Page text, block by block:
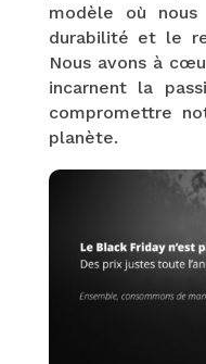
modèle où
durabilité et le
Nous avons à
incarnent la
compromettre
planète.